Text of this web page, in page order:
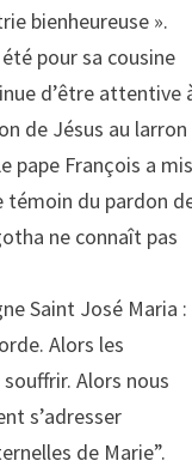
bienheureuse ».
pour sa cousine
d’être attentive
de Jésus au larron
pape François a mis
témoin du pardon
ne connaît pas
Saint José Maria :
Alors les
Alors nous
s’adresser
de Marie”.